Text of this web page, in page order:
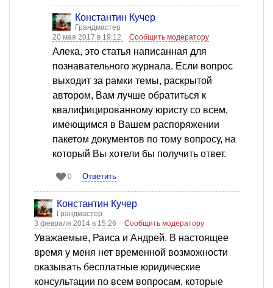
Константин Кучер
Грандмастер
20 мая 2017 в 19:12
Сообщить модератору
Алека, это статья написанная для
познавательного журнала. Если вопрос
выходит за рамки темы, раскрытой
автором, Вам лучше обратиться к
квалифицированному юристу со всем,
имеющимся в Вашем распоряжении
пакетом документов по тому вопросу, на
который Вы хотели бы получить ответ.
0 Ответить
Константин Кучер
Грандмастер
3 февраля 2014 в 15:26
Сообщить модератору
Уважаемые, Раиса и Андрей. В настоящее
время у меня нет временной возможности
оказывать бесплатные юридические
консультации по всем вопросам, которые